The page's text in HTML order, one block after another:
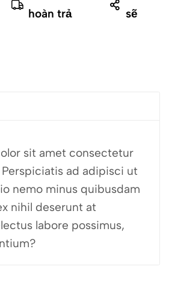
hoàn trả
sẽ
sit amet consectetur
ad adipisci ut
nemo minus quibusdam
nihil deserunt at
labore possimus,